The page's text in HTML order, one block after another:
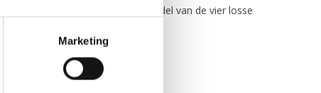
Marketing
zelf bepaald worden doormiddel van de vier losse
55 kilo dragen.